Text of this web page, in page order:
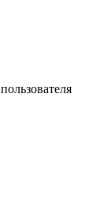
пользователя